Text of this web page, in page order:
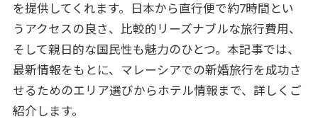
を提供してくれます。日本から直行便で約7時間とい
うアクセスの良さ、比較的リーズナブルな旅行費用、
そして親日的な国民性も魅力のひとつ。本記事では、
最新情報をもとに、マレーシアでの新婚旅行を成功さ
せるためのエリア選びからホテル情報まで、詳しくご
紹介します。